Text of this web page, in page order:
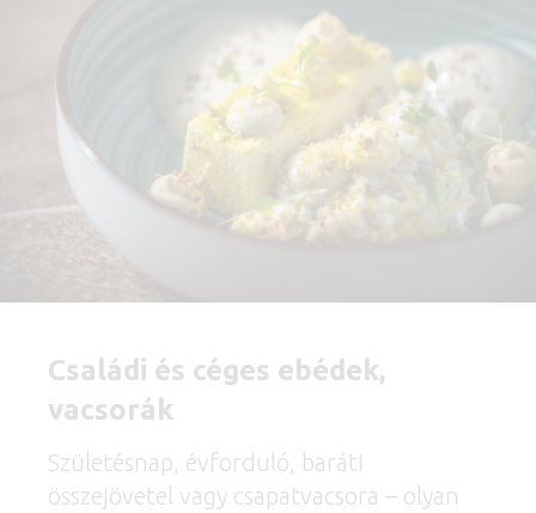
Családi és céges ebédek,
vacsorák
Születésnap, évforduló, baráti
összejövetel vagy csapatvacsora – olyan